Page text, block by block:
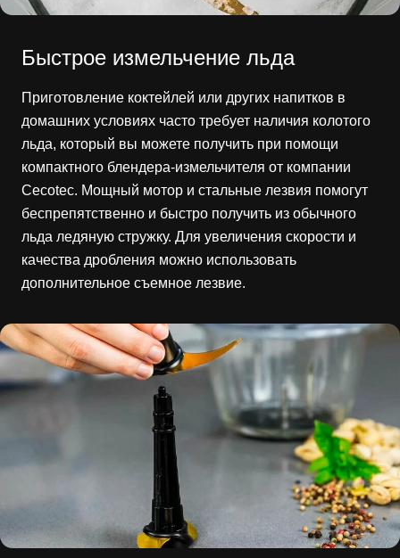
Быстрое измельчение льда
Приготовление коктейлей или других напитков в
домашних условиях часто требует наличия колотого
льда, который вы можете получить при помощи
компактного блендера-измельчителя от компании
Cecotec. Мощный мотор и стальные лезвия помогут
беспрепятственно и быстро получить из обычного
льда ледяную стружку. Для увеличения скорости и
качества дробления можно использовать
дополнительное съемное лезвие.